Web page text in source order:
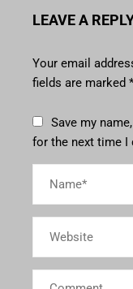
LEAVE A
Your email
fields are marked *
Save my
for the next time I